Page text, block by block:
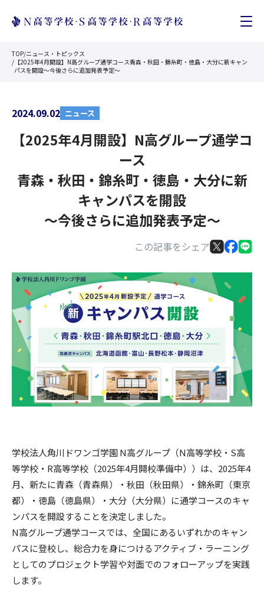
TOP/ニュース・トピックス
/ 【2025年4月開設】N高グループ通学コース青森・秋田・錦糸町・徳島・大分に新キャン
パスを開設〜今後さらに追加発表予定〜
2024.09.02 ニュース
この記事をシェア
【2025年4月開設】N高グループ通学コ
ース
青森・秋田・錦糸町・徳島・大分に新
キャンパスを開設
〜今後さらに追加発表予定〜
学校法人角川ドワンゴ学園 N高グループ（N高等学校・S高
等学校・R高等学校（2025年4月開校準備中））は、2025年4
月、新たに青森（青森県）・秋田（秋田県）・錦糸町（東京
都）・徳島（徳島県）・大分（大分県）に通学コースのキャ
ンパスを開設することを決定しました。
N高グループ通学コースでは、全国にあるいずれかのキャン
パスに登校し、総合力を身につけるアクティブ・ラーニング
としてのプロジェクト学習や対面でのフォローアップを実践
します。